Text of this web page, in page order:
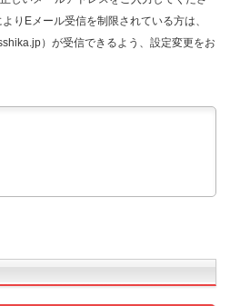
りEメール受信を制限されている方は、
）が受信できるよう、設定変更をお